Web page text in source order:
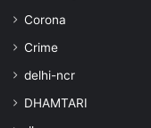
Corona
Crime
delhi-ncr
DHAMTARI